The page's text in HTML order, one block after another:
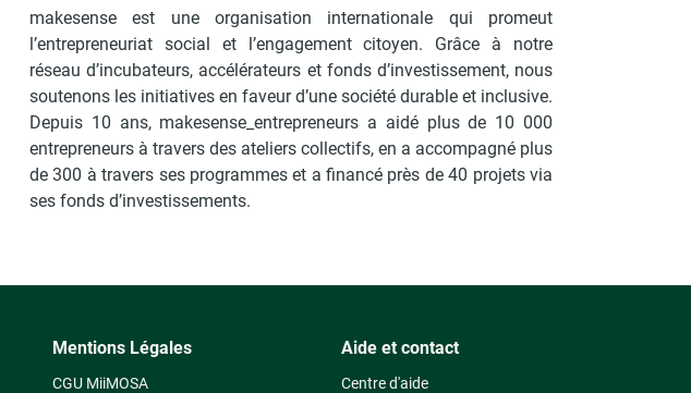
makesense est une organisation internationale qui promeut
l’entrepreneuriat social et l’engagement citoyen. Grâce à notre
réseau d’incubateurs, accélérateurs et fonds d’investissement, nous
soutenons les initiatives en faveur d’une société durable et inclusive.
Depuis 10 ans, makesense_entrepreneurs a aidé plus de 10 000
entrepreneurs à travers des ateliers collectifs, en a accompagné plus
de 300 à travers ses programmes et a financé près de 40 projets via
ses fonds d’investissements.
Mentions Légales
CGU MiiMOSA
Aide et contact
Centre d'aide